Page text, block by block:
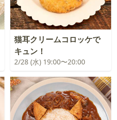
猫耳クリームコロッケで
キュン！
2/28 (水) 19:00〜20:00